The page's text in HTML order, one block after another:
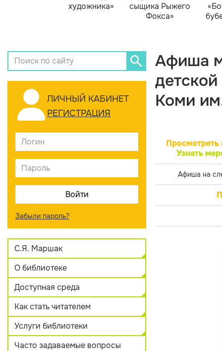
художника»
сыщика Рыжего
Фокса»
ЛИЧНЫЙ КАБИНЕТ
РЕГИСТРАЦИЯ
Забыли пароль?
С.Я. Маршак
О библиотеке
Доступная среда
Как стать читателем
Услуги библиотеки
Часто задаваемые вопросы
Афиша
Коми
Просмотреть
Узнать
Афиша на